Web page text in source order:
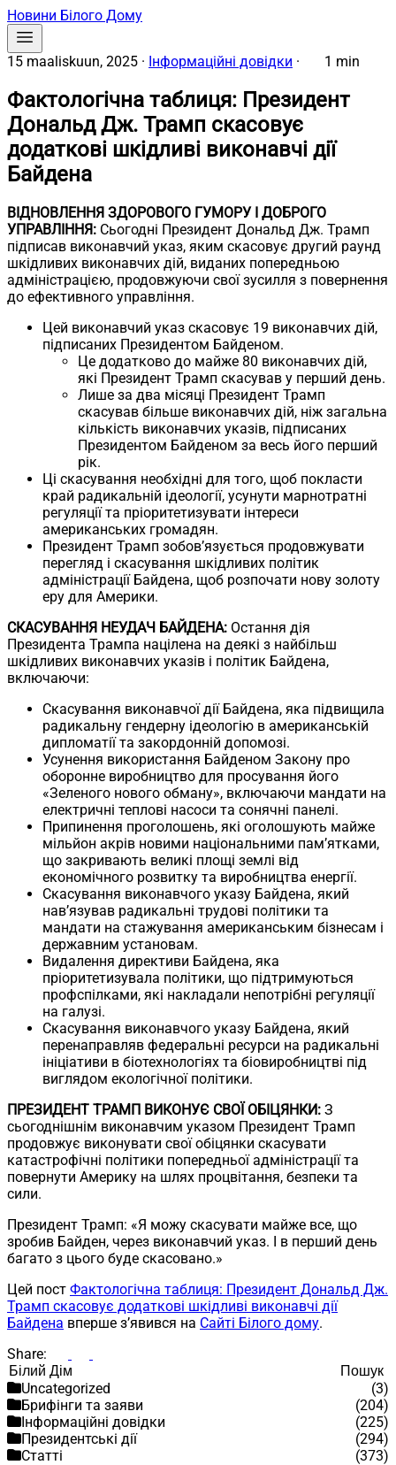
Новини Білого Дому
15 maaliskuun, 2025 · Інформаційні довідки · 1 min
Фактологічна таблиця: Президент
Дональд Дж. Трамп скасовує
додаткові шкідливі виконавчі дії
Байдена
ВІДНОВЛЕННЯ ЗДОРОВОГО ГУМОРУ І ДОБРОГО
УПРАВЛІННЯ: Сьогодні Президент Дональд Дж. Трамп
підписав виконавчий указ, яким скасовує другий раунд
шкідливих виконавчих дій, виданих попередньою
адміністрацією, продовжуючи свої зусилля з повернення
до ефективного управління.
Цей виконавчий указ скасовує 19 виконавчих дій,
підписаних Президентом Байденом.
Це додатково до майже 80 виконавчих дій,
які Президент Трамп скасував у перший день.
Лише за два місяці Президент Трамп
скасував більше виконавчих дій, ніж загальна
кількість виконавчих указів, підписаних
Президентом Байденом за весь його перший
рік.
Ці скасування необхідні для того, щоб покласти
край радикальній ідеології, усунути марнотратні
регуляції та пріоритетизувати інтереси
американських громадян.
Президент Трамп зобов’язується продовжувати
перегляд і скасування шкідливих політик
адміністрації Байдена, щоб розпочати нову золоту
еру для Америки.
СКАСУВАННЯ НЕУДАЧ БАЙДЕНА: Остання дія
Президента Трампа націлена на деякі з найбільш
шкідливих виконавчих указів і політик Байдена,
включаючи:
Скасування виконавчої дії Байдена, яка підвищила
радикальну гендерну ідеологію в американській
дипломатії та закордонній допомозі.
Усунення використання Байденом Закону про
оборонне виробництво для просування його
«Зеленого нового обману», включаючи мандати на
електричні теплові насоси та сонячні панелі.
Припинення проголошень, які оголошують майже
мільйон акрів новими національними пам’ятками,
що закривають великі площі землі від
економічного розвитку та виробництва енергії.
Скасування виконавчого указу Байдена, який
нав’язував радикальні трудові політики та
мандати на стажування американським бізнесам і
державним установам.
Видалення директиви Байдена, яка
пріоритетизувала політики, що підтримуються
профспілками, які накладали непотрібні регуляції
на галузі.
Скасування виконавчого указу Байдена, який
перенаправляв федеральні ресурси на радикальні
ініціативи в біотехнологіях та біовиробництві під
виглядом екологічної політики.
ПРЕЗИДЕНТ ТРАМП ВИКОНУЄ СВОЇ ОБІЦЯНКИ: З
сьогоднішнім виконавчим указом Президент Трамп
продовжує виконувати свої обіцянки скасувати
катастрофічні політики попередньої адміністрації та
повернути Америку на шлях процвітання, безпеки та
сили.
Президент Трамп: «Я можу скасувати майже все, що
зробив Байден, через виконавчий указ. І в перший день
багато з цього буде скасовано.»
Цей пост Фактологічна таблиця: Президент Дональд Дж.
Трамп скасовує додаткові шкідливі виконавчі дії
Байдена вперше з’явився на Сайті Білого дому.
Share:
Пошук
Пошук
Uncategorized
(3)
Брифінги та заяви
(204)
Інформаційні довідки
(225)
Президентські дії
(294)
Статті
(373)